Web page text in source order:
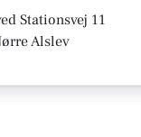
Stationsvej 11
Alslev